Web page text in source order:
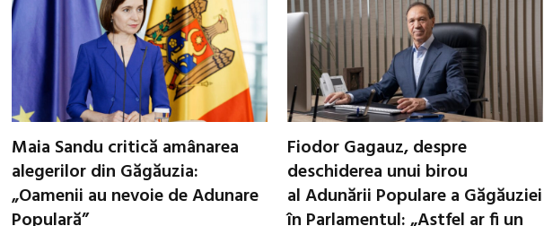
Maia Sandu critică amânarea
alegerilor din Găgăuzia:
„Oamenii au nevoie de Adunare
Fiodor Gagauz, despre
deschiderea unui birou
al Adunării Populare a Găgăuziei